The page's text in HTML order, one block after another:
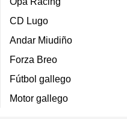
CD Lugo
Andar Miudiño
Forza Breo
Fútbol gallego
Motor gallego